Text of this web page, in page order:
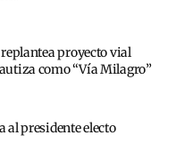
proyecto vial
como “Vía Milagro”
al presidente electo